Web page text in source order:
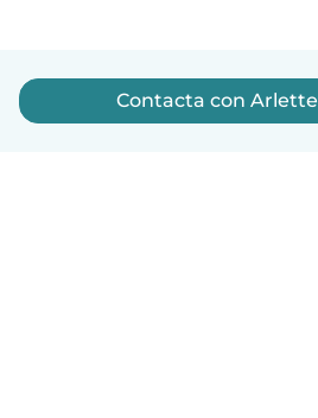
Contacta con Arlette